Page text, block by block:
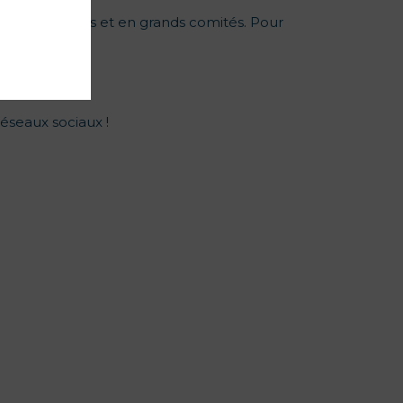
en petits et en grands comités. Pour
sociaux !